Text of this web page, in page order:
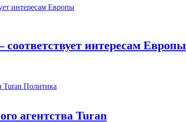
соответствует интересам Европы
Политика
агентства Turan